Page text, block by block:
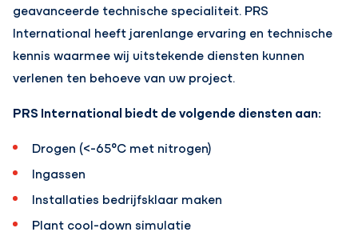
geavanceerde technische specialiteit. PRS
International heeft jarenlange ervaring en technische
kennis waarmee wij uitstekende diensten kunnen
verlenen ten behoeve van uw project.
PRS International biedt de volgende diensten aan:
Drogen (<-65°C met nitrogen)
Ingassen
Installaties bedrijfsklaar maken
Plant cool-down simulatie